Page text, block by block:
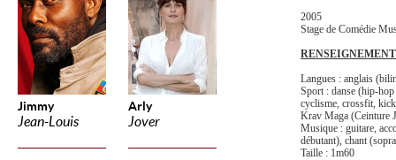
Jimmy
Jean-Louis
Arly
Jover
2005
Stage de Comédie
Langues : anglais
Sport : danse (hip-
cyclisme, crossfit,
Krav Maga (Ceinture
Musique : guitare,
débutant), chant
Taille : 1m60